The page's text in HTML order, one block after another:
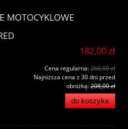
MOTOCYKLOWE
182,00 zł
Cena regularna:260,00 zł
Najniższa cena z 30 dni przed
obniżką:208,00 zł
do koszyka